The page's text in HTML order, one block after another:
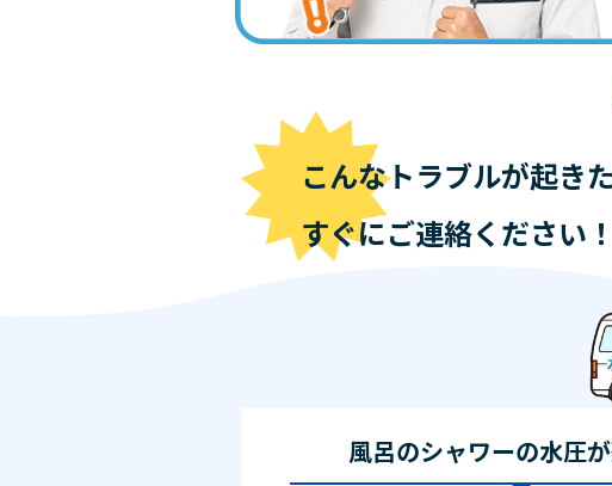
こんなトラブルが起き
すぐにご連絡ください！
風呂のシャワーの水圧